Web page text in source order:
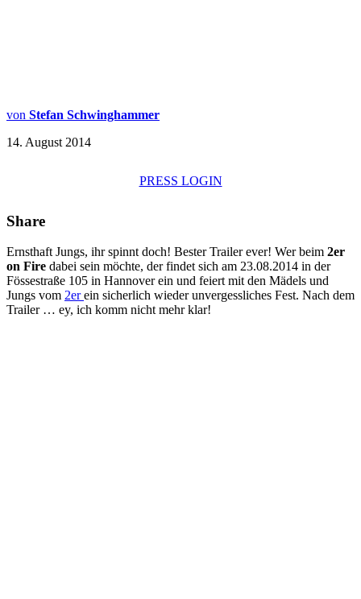
von Stefan Schwinghammer
14. August 2014
PRESS LOGIN
Share
Ernsthaft Jungs, ihr spinnt doch! Bester Trailer ever! Wer beim 2er
on Fire dabei sein möchte, der findet sich am 23.08.2014 in der
Fössestraße 105 in Hannover ein und feiert mit den Mädels und
Jungs vom 2erein sicherlich wieder unvergessliches Fest. Nach dem
Trailer … ey, ich komm nicht mehr klar!